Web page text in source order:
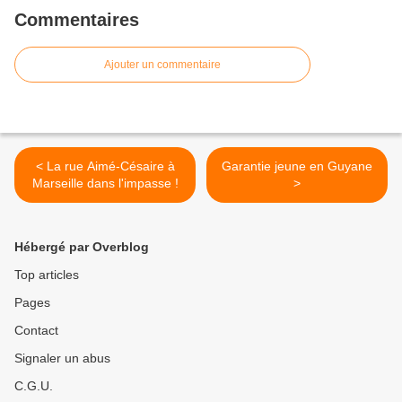
Commentaires
Ajouter un commentaire
< La rue Aimé-Césaire à
Marseille dans l'impasse !
Garantie jeune en Guyane
>
Hébergé par Overblog
Top articles
Pages
Contact
Signaler un abus
C.G.U.